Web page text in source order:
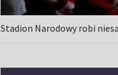
Stadion Narodowy robi